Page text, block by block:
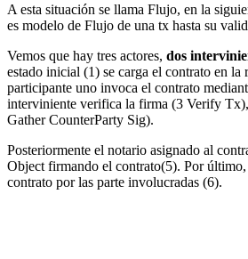
A esta situación se llama Flujo, en la
es modelo de Flujo de una tx hasta su
Vemos que hay tres actores, dos
estado inicial (1) se carga el contrato en la
participante uno invoca el contrato
interviniente verifica la firma (3 Verify
Gather CounterParty Sig).
Posteriormente el notario asignado al
Object firmando el contrato(5). Por
contrato por las parte involucradas (6).